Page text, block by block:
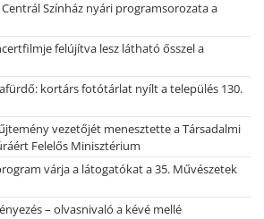
Színház nyári programsorozata a
felújítva lesz látható ősszel a
kortárs fotótárlat nyílt a település 130.
vezetőjét menesztette a Társadalmi
Felelős Minisztérium
várja a látogatókat a 35. Művészetek
– olvasnivaló a kévé mellé